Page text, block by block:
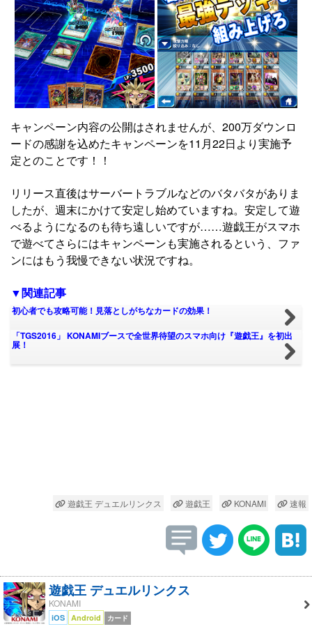
キャンペーン内容の公開はされませんが、200万ダウンロ
ードの感謝を込めたキャンペーンを11月22日より実施予
定とのことです！！
リリース直後はサーバートラブルなどのバタバタがありま
したが、週末にかけて安定し始めていますね。安定して遊
べるようになるのも待ち遠しいですが……遊戯王がスマホ
で遊べてさらにはキャンペーンも実施されるという、ファ
ンにはもう我慢できない状況ですね。
▼関連記事
初心者でも攻略可能！見落としがちなカードの効果！
「TGS2016」 KONAMIブースで全世界待望のスマホ向け『遊戯王』を初出
展！
遊戯王 デュエルリンクス 遊戯王 KONAMI 速報
遊戯王 デュエルリンクス
KONAMI
iOS Android カード